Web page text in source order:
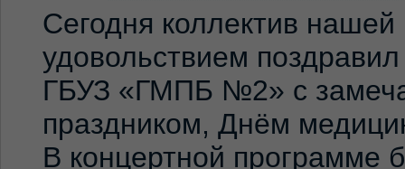
Сегодня коллектив
удовольствием
ГБУЗ «ГМПБ №2» с
праздником, Днём
В концертной программе